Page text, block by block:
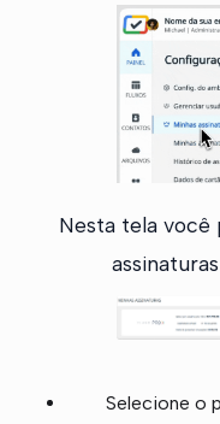
Nesta tela você
Selecione o